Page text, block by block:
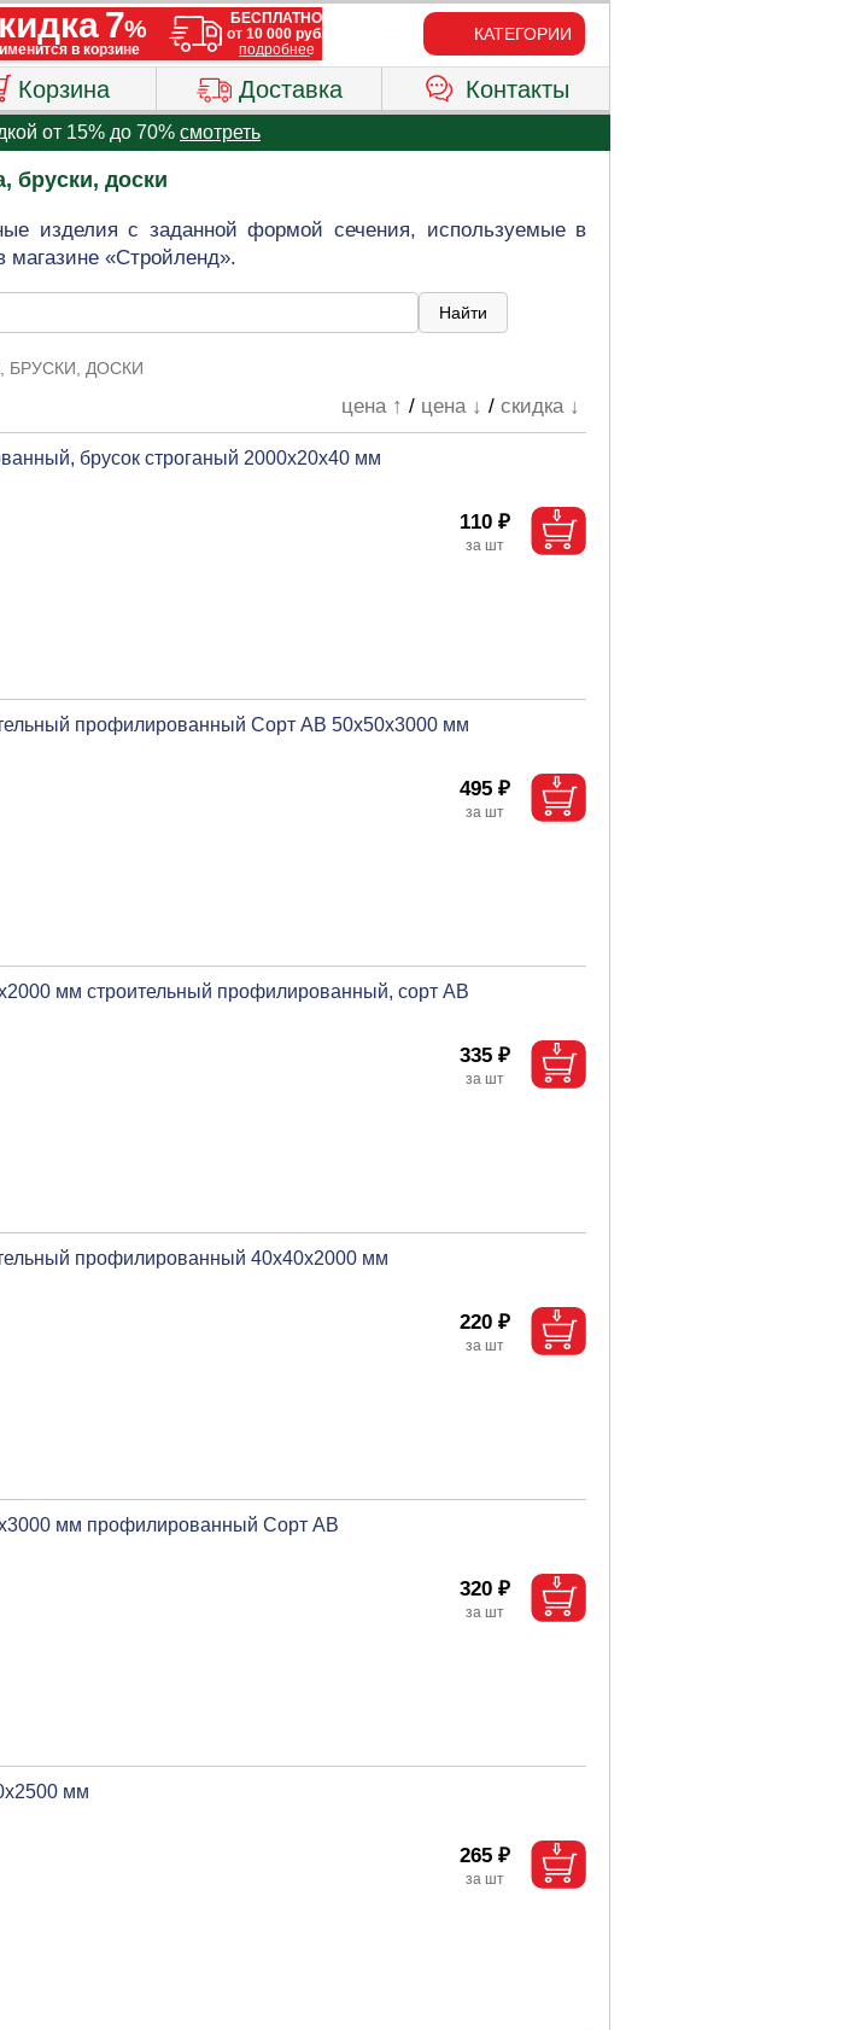
КАТЕГОРИИ
Корзина Доставка Контакты
от 15% до 70% смотреть
бруски, доски
изделия с заданной формой сечения, используемые в
магазине «Стройленд».
БРУСКИ, ДОСКИ
цена ↑ / цена ↓ /скидка ↓
брусок строганый 2000х20х40 мм
110 ₽
профилированный Сорт AB 50х50х3000 мм
495 ₽
мм строительный профилированный, сорт АВ
335 ₽
профилированный 40х40х2000 мм
220 ₽
мм профилированный Сорт АВ
320 ₽
мм
265 ₽